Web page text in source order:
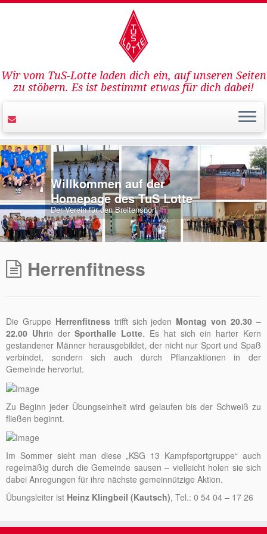
Wir vom TuS-Lotte laden dich ein, auf unseren Seiten
zu stöbern. Es ist bestimmt etwas für dich dabei!
Willkommen auf der
Homepage des TuS Lotte
Der Verein für den Breitensport
Herrenfitness
Die Gruppe Herrenfitnesstrifft sich jeden Montag von 20.30 –
22.00 Uhrin derSporthalle Lotte. Es hat sich ein harter Kern
gestandener Männer herausgebildet, der nicht nur Sport und Spaß
verbindet, sondern sich auch durch Pflanzaktionen in der
Gemeinde hervortut.
Zu Beginn jeder Übungseinheit wird gelaufen bis der Schweiß zu
fließen beginnt.
Im Sommer sieht man diese „KSG 13 Kampfsportgruppe“ auch
regelmäßig durch die Gemeinde sausen – vielleicht holen sie sich
dabei Anregungen für ihre nächste gemeinnützige Aktion.
Übungsleiter ist Heinz Klingbeil (Kautsch), Tel.: 0 54 04 – 17 26